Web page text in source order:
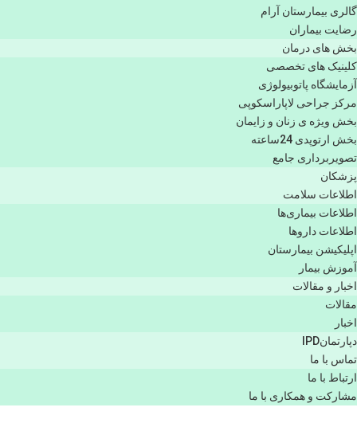
گالری بیمارستان آرام
رضایت بیماران
بخش های درمان
کلینیک های تخصصی
آزمایشگاه پاتوبیولوژی
مرکز جراحی لاپاراسکوپی
بخش ویژه ی زنان و زایمان
بخش ارتوپدی 24ساعته
تصویربرداری جامع
پزشكان
اطلاعات سلامت
اطلاعات بیماری‌ها
اطلاعات دارو‌ها
اپليكيشن بيمارستان
آموزش بیمار
اخبار و مقالات
مقالات
اخبار
دپارتمانIPD
تماس با ما
ارتباط با ما
مشاركت و همكاری با ما